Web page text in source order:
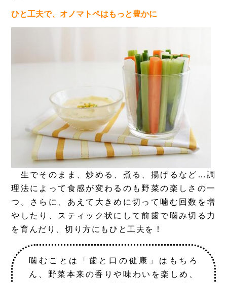
ひと工夫で、オノマトペはもっと豊かに
生でそのまま、炒める、煮る、揚げるなど…調
理法によって食感が変わるのも野菜の楽しさの一
つ。さらに、あえて大きめに切って噛む回数を増
やしたり、スティック状にして前歯で噛み切る力
を育んだり、切り方にもひと工夫を！
噛むことは「歯と口の健康」はもちろ
ん、野菜本来の香りや味わいを楽しめ、